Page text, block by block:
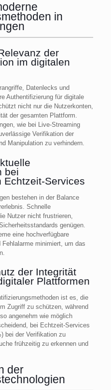
in
der
im digitalen
Datenlecks und
Authentifizierung für digitale
nicht nur die Nutzerkonten,
der gesamten Plattform.
wie bei Live-Streaming
Verifikation der
Manipulation zu verhindern.
bei
Echtzeit-Services
bestehen in der Balance
Schnelle
Nutzer nicht frustrieren,
genügen.
eine hochverfügbare
minimiert, um das
der Integrität
Plattformen
ist es, die
Zugriff zu schützen, während
angenehm wie möglich
bei Echtzeit-Services
bei der Verifikation zu
frühzeitig zu erkennen und
der